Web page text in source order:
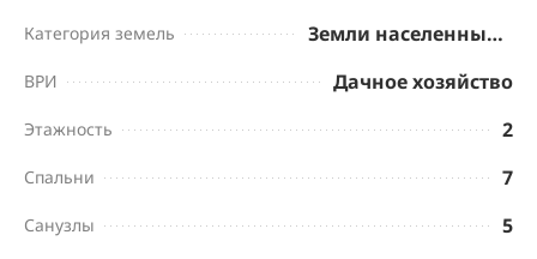
Категория земель Земли населенных пунктов
ВРИ Дачное хозяйство
Этажность 2
Спальни 7
Санузлы 5